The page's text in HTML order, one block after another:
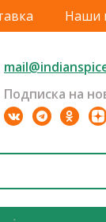
Наши
Подписка на